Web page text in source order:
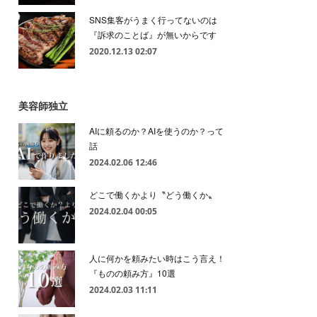
SNS集客がうまく行ってないのは
『訴求のことば』が無いからです
2020.12.13 02:07
美容師独立
AIに頼るのか？AIを使うのか？って
話
2024.02.06 12:46
どこで働くかより〝どう働くか〟
2024.02.04 00:05
人に何かを頼みたい時はこう言え！
『ものの頼み方』10選
2024.02.03 11:11